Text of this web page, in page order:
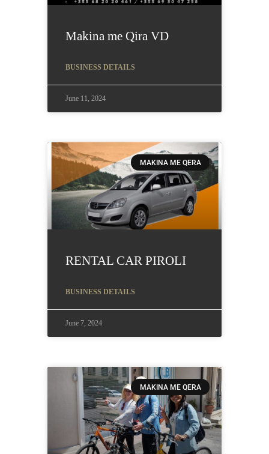
Makina me Qira VD
BUSINESS DETAILS
June 11, 2024
MAKINA ME QERA
RENTAL CAR PIROLI
BUSINESS DETAILS
June 7, 2024
MAKINA ME QERA